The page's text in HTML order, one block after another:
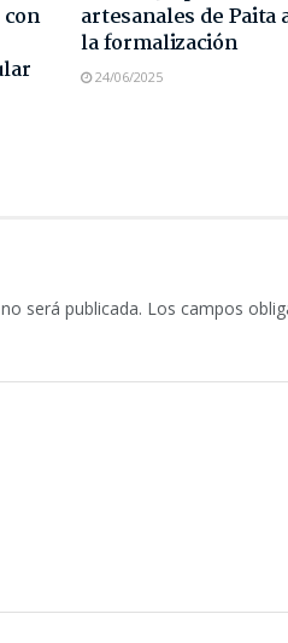
artesanales de Paita
la formalización
24/06/2025
será publicada. Los campos